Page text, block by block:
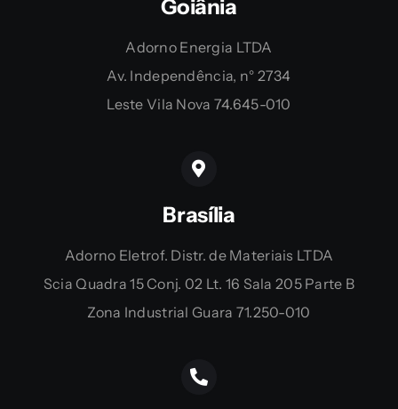
Goiânia
Adorno Energia LTDA
Av. Independência, n° 2734
Leste Vila Nova 74.645-010
Brasília
Adorno Eletrof. Distr. de Materiais LTDA
Scia Quadra 15 Conj. 02 Lt. 16 Sala 205 Parte B
Zona Industrial Guara 71.250-010